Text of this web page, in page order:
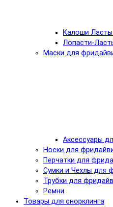
Калоши
Лопасти-
Маски для
Аксессуары
Носки для
Перчатки для
Сумки и Чехлы для
Трубки для
Ремни
Товары для снорклинга